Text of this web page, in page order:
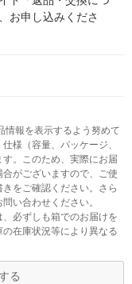
お申し込みくださ
情報を表示するよう努めて
様（容量、パッケージ、
。このため、実際にお届
がございますので、ご使
をご確認ください。さら
い合わせください。
必ずしも箱でのお届けを
在庫状況等により異なる
る